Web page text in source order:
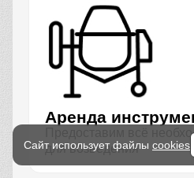
Аренда
Предоставим всё
для возведения
Сайт использует файлы cookies